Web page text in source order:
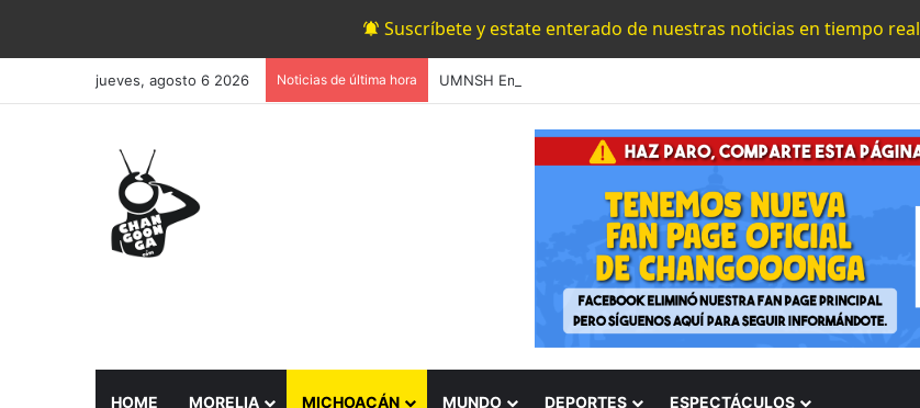
Suscríbete y estate enterado de nuestras noticias en tiempo real
jueves, agosto 6 2026 Noticias de última hora
HOME MORELIA MICHOACÁN MUNDO DEPORTES ESPECTÁCULOS